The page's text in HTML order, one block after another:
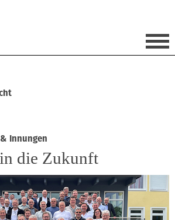
Innungen
die Zukunft